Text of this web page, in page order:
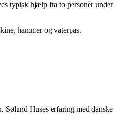
typisk hjælp fra to personer under
hammer og vaterpas.
Sølund Huses erfaring med danske